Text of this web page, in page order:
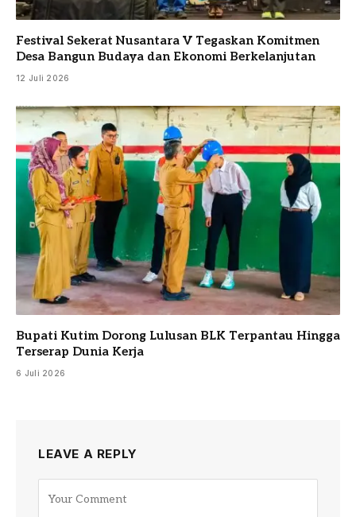
Festival Sekerat Nusantara V Tegaskan Komitmen
Desa Bangun Budaya dan Ekonomi Berkelanjutan
12 Juli 2026
Bupati Kutim Dorong Lulusan BLK Terpantau Hingga
Terserap Dunia Kerja
6 Juli 2026
LEAVE A REPLY